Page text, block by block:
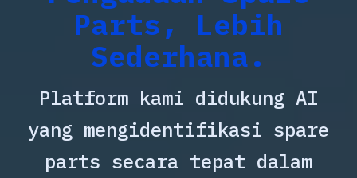
Parts, Lebih
Sederhana.
Platform kami didukung AI
yang mengidentifikasi spare
parts secara tepat dalam